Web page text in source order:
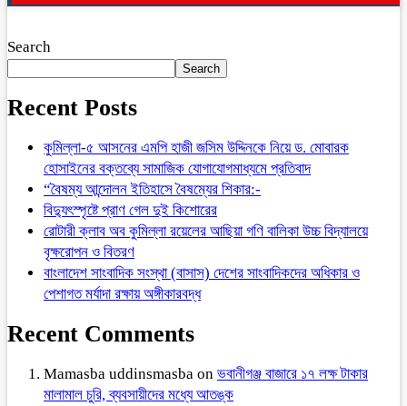
Search
Search
Recent Posts
কুমিল্লা-৫ আসনের এমপি হাজী জসিম উদ্দিনকে নিয়ে ড. মোবারক
হোসাইনের বক্তব্যে সামাজিক যোগাযোগমাধ্যমে প্রতিবাদ
“বৈষম্য আন্দোলন ইতিহাসে বৈষম্যের শিকার:-
বিদ্যুৎস্পৃষ্টে প্রাণ গেল দুই কিশোরের
রোটারী ক্লাব অব কুমিল্লা রয়েলের আছিয়া গণি বালিকা উচ্চ বিদ্যালয়ে
বৃক্ষরোপন ও বিতরণ
বাংলাদেশ সাংবাদিক সংস্থা (বাসাস) দেশের সাংবাদিকদের অধিকার ও
পেশাগত মর্যাদা রক্ষায় অঙ্গীকারবদ্ধ
Recent Comments
Mamasba uddinsmasba on ভবানীগঞ্জ বাজারে ১৭ লক্ষ টাকার
মালামাল চুরি, ব্যবসায়ীদের মধ্যে আতঙ্ক